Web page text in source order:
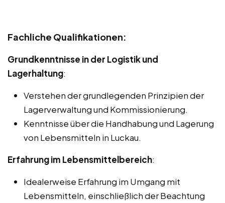
Fachliche Qualifikationen:
Grundkenntnisse in der Logistik und
Lagerhaltung:
Verstehen der grundlegenden Prinzipien der
Lagerverwaltung und Kommissionierung.
Kenntnisse über die Handhabung und Lagerung
von Lebensmitteln in Luckau.
Erfahrung im Lebensmittelbereich:
Idealerweise Erfahrung im Umgang mit
Lebensmitteln, einschließlich der Beachtung